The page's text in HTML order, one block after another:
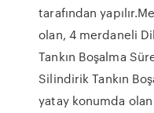
tarafından
olan, 4 merdaneli
Tankın Boşalma
Silindirik Tankın
yatay konumda